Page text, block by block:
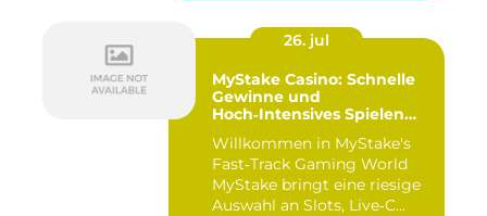
26. jul
MyStake Casino: Schnelle
Gewinne und
Hoch‑Intensives Spielen
Willkommen in MyStake's
Fast‑Track Gaming World
MyStake bringt eine riesige
Auswahl an Slots, Live‑C...